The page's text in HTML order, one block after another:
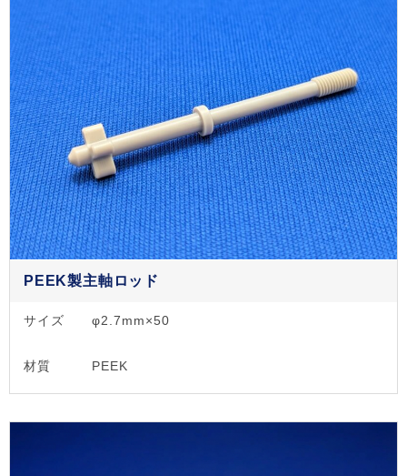
PEEK製主軸ロッド
サイズ φ2.7mm×50
材質 PEEK